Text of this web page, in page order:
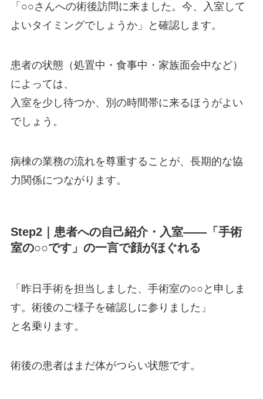
「○○さんへの術後訪問に来ました。今、入室して
よいタイミングでしょうか」と確認します。
患者の状態（処置中・食事中・家族面会中など）
によっては、
入室を少し待つか、別の時間帯に来るほうがよい
でしょう。
病棟の業務の流れを尊重することが、長期的な協
力関係につながります。
Step2｜患者への自己紹介・入室——「手術
室の○○です」の一言で顔がほぐれる
「昨日手術を担当しました、手術室の○○と申しま
す。術後のご様子を確認しに参りました」
と名乗ります。
術後の患者はまだ体がつらい状態です。